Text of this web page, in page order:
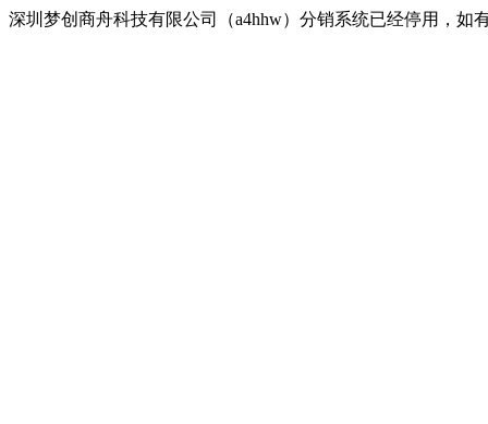
深圳梦创商舟科技有限公司（a4hhw）分销系统已经停用，如